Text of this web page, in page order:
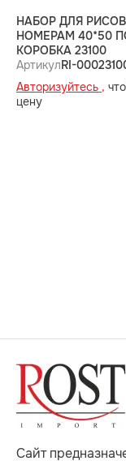
НАБОР ДЛЯ
НОМЕРАМ 40*50
КОРОБКА 23100
АртикулRI-
Авторизуйтесь ,
цену
Сайт